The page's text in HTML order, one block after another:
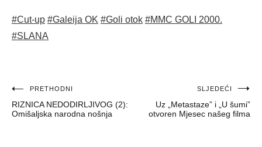
#Cut-up #Galeija OK #Goli otok #MMC GOLI 2000.
#SLANA
Navigacija
objava
PRETHODNI
RIZNICA NEDODIRLJIVOG (2):
Omišaljska narodna nošnja
SLJEDEĆI
Uz „Metastaze” i „U šumi”
otvoren Mjesec našeg filma